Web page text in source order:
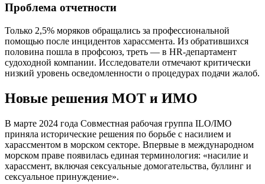
Проблема отчетности
Только 2,5% моряков обращались за профессиональной
помощью после инцидентов харассмента. Из обратившихся
половина пошла в профсоюз, треть — в HR-департамент
судоходной компании. Исследователи отмечают критически
низкий уровень осведомленности о процедурах подачи жалоб.
Новые решения МОТ и ИМО
В марте 2024 года Совместная рабочая группа ILO/IMO
приняла исторические решения по борьбе с насилием и
харассментом в морском секторе. Впервые в международном
морском праве появилась единая терминология: «насилие и
харассмент, включая сексуальные домогательства, буллинг и
сексуальное принуждение».